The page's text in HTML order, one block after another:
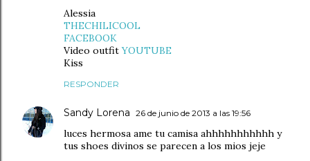
Alessia
THECHILICOOL
FACEBOOK
Video outfitYOUTUBE
Kiss
RESPONDER
Sandy Lorena 26 de junio de 2013 a las 19:56
luces hermosa ame tu camisa ahhhhhhhhhhh y
tus shoes divinos se parecen a los mios jeje